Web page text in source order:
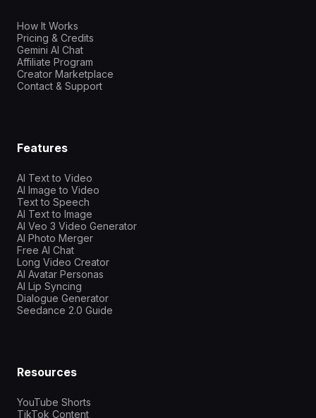
How It Works
Pricing & Credits
Gemini AI Chat
Affiliate Program
Creator Marketplace
Contact & Support
Features
AI Text to Video
AI Image to Video
Text to Speech
AI Text to Image
AI Veo 3 Video Generator
AI Photo Merger
Free AI Chat
Long Video Creator
AI Avatar Personas
AI Lip Syncing
Dialogue Generator
Seedance 2.0 Guide
Resources
YouTube Shorts
TikTok Content